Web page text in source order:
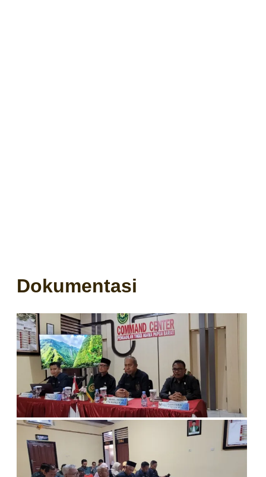
Dokumentasi